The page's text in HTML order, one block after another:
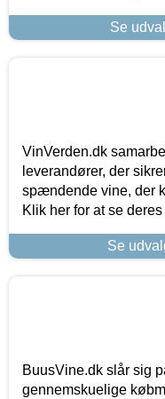
Se
VinVerden.dk
leverandører, der
spændende vine, der
Klik her for at se
Se
BuusVine.dk slår sig
gennemskuelige